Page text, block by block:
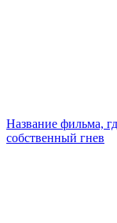
Название фильма,
собственный гнев